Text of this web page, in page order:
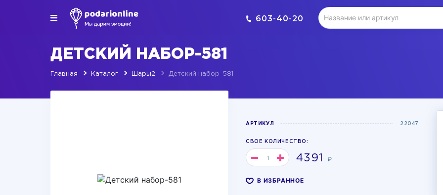
603-40-20
ДЕТСКИЙ НАБОР-581
Главная Каталог Шары2 Детский набор-581
АРТИКУЛ 22047
СВОЕ КОЛИЧЕСТВО:
4391 ₽
В ИЗБРАННОЕ